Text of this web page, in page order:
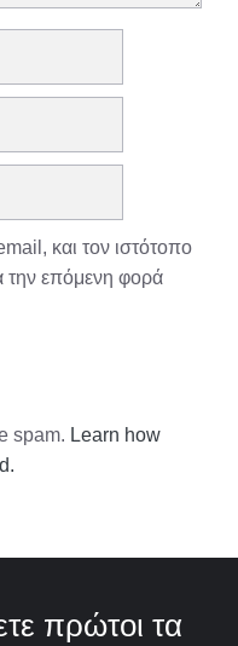
και τον ιστότοπο
την επόμενη φορά
spam. Learn how
πρώτοι τα